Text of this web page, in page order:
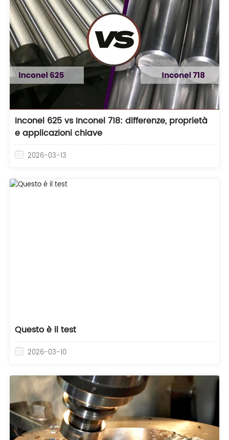
Inconel 625 vs Inconel 718: differenze, proprietà
e applicazioni chiave
2026-03-13
Questo è il test
2026-03-10